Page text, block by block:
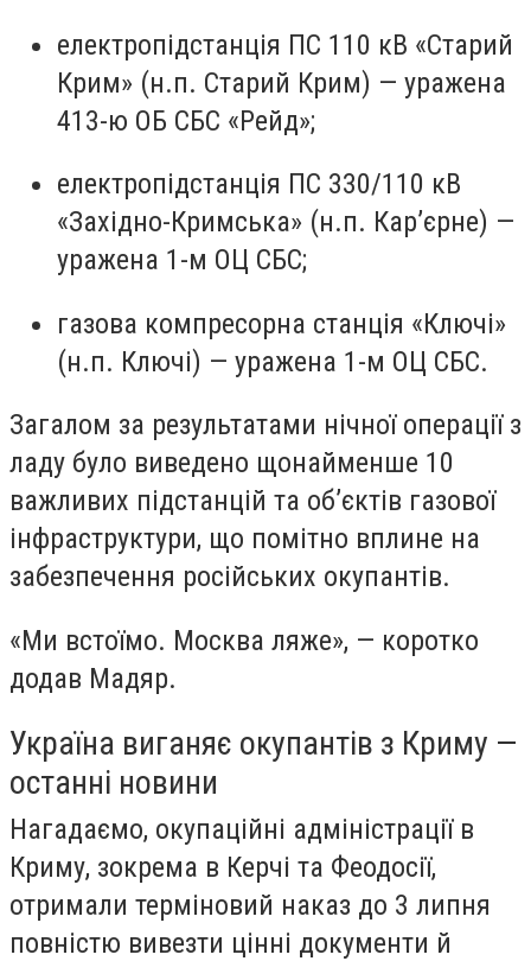
електропідстанція ПС 110 кВ «Старий
Крим» (н.п. Старий Крим) — уражена
413-ю ОБ СБС «Рейд»;
електропідстанція ПС 330/110 кВ
«Західно-Кримська» (н.п. Кар’єрне) —
уражена 1-м ОЦ СБС;
газова компресорна станція «Ключі»
(н.п. Ключі) — уражена 1-м ОЦ СБС.
Загалом за результатами нічної операції з
ладу було виведено щонайменше 10
важливих підстанцій та об’єктів газової
інфраструктури, що помітно вплине на
забезпечення російських окупантів.
«Ми встоїмо. Москва ляже», — коротко
додав Мадяр.
Україна виганяє окупантів з Криму —
останні новини
Нагадаємо, окупаційні адміністрації в
Криму, зокрема в Керчі та Феодосії,
отримали терміновий наказ до 3 липня
повністю вивезти цінні документи й